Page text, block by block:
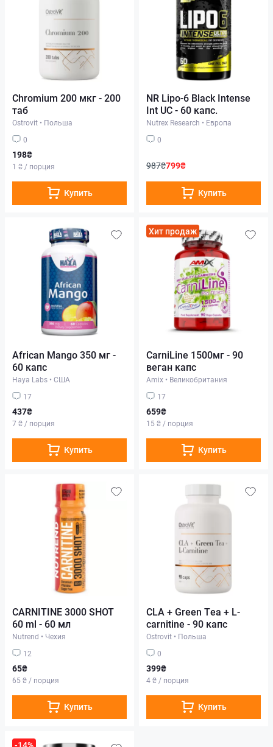
Chromium 200 мкг - 200
таб
Ostrovit • Польша
0
198₴
1 ₴ / порция
Купить
NR Lipo-6 Black Intense
Int UC - 60 капс.
Nutrex Research • Европа
0
987₴799₴
Купить
African Mango 350 мг -
60 капс
Haya Labs • США
17
437₴
7 ₴ / порция
Купить
Хит продаж
CarniLine 1500мг - 90
веган капс
Amix • Великобритания
17
659₴
15 ₴ / порция
Купить
CARNITINE 3000 SHOT
60 ml - 60 мл
Nutrend • Чехия
12
65₴
65 ₴ / порция
Купить
CLA + Green Tea + L-
carnitine - 90 капс
Ostrovit • Польша
0
399₴
4 ₴ / порция
Купить